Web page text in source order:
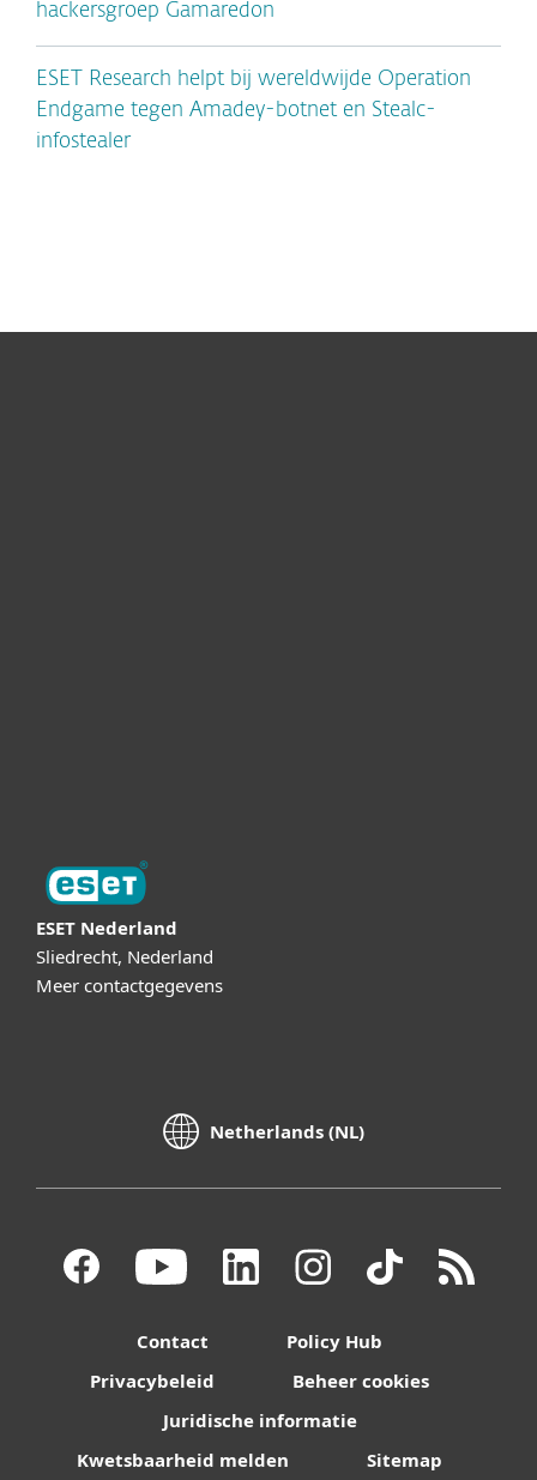
hackersgroep Gamaredon
ESET Research helpt bij wereldwijde Operation
Endgame tegen Amadey-botnet en Stealc-
infostealer
ESET Nederland
Sliedrecht, Nederland
Meer contactgegevens
Netherlands (NL)
Contact
Policy Hub
Privacybeleid
Beheer cookies
Juridische informatie
Kwetsbaarheid melden
Sitemap